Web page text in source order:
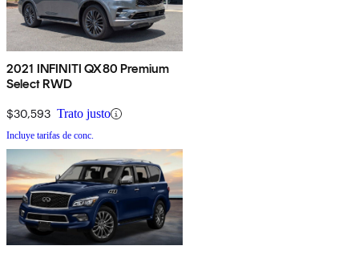
2021 INFINITI QX80 Premium
Select RWD
$30,593 Trato justo
Incluye tarifas de conc.